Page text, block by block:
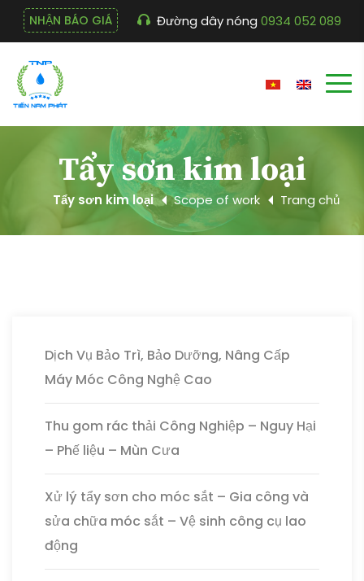
NHẬN BÁO GIÁ Đường dây nóng 0934 052 089
Tẩy sơn kim loại
Trang chủ
Scope of work
Tẩy sơn kim loại
Dịch Vụ Bảo Trì, Bảo Dưỡng, Nâng Cấp
Máy Móc Công Nghệ Cao
Thu gom rác thải Công Nghiệp – Nguy Hại
– Phế liệu – Mùn Cưa
Xử lý tẩy sơn cho móc sắt – Gia công và
sửa chữa móc sắt – Vệ sinh công cụ lao
động